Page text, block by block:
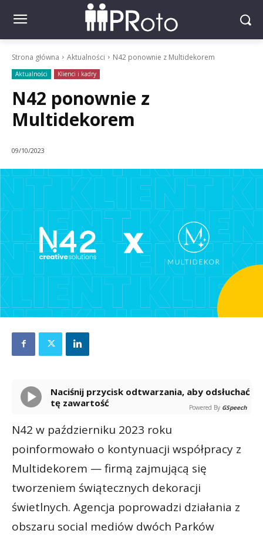
Strona główna Aktualności N42 ponownie z Multidekorem
Aktualności Klienci i kadry
N42 ponownie z
Multidekorem
09/10/2023
Naciśnij przycisk odtwarzania, aby odsłuchać
tę zawartość
Powered By GSpeech
N42 w październiku 2023 roku
poinformowało o kontynuacji współpracy z
Multidekorem — firmą zajmującą się
tworzeniem świątecznych dekoracji
świetlnych. Agencja poprowadzi działania z
obszaru social mediów dwóch Parków